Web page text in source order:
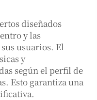
diseñados
y las
usuarios. El
y
según el perfil de
Esto garantiza una